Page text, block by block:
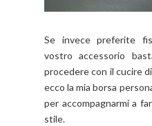
Se invece preferite
vostro accessorio
procedere con il cucire
ecco la mia borsa
per accompagnarmi a
stile.